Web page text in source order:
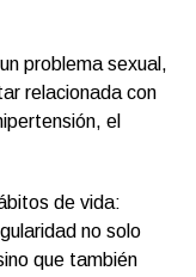
problema sexual,
relacionada con
el
de vida:
no solo
que también